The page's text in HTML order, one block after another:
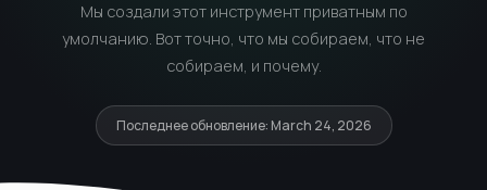
Мы создали этот инструмент приватным по
умолчанию. Вот точно, что мы собираем, что не
собираем, и почему.
Последнее обновление: March 24, 2026